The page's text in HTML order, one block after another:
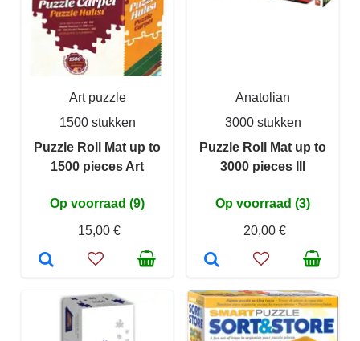
Art puzzle
1500 stukken
Puzzle Roll Mat up to
1500 pieces Art
Op voorraad (9)
15,00 €
Anatolian
3000 stukken
Puzzle Roll Mat up to
3000 pieces III
Op voorraad (3)
20,00 €